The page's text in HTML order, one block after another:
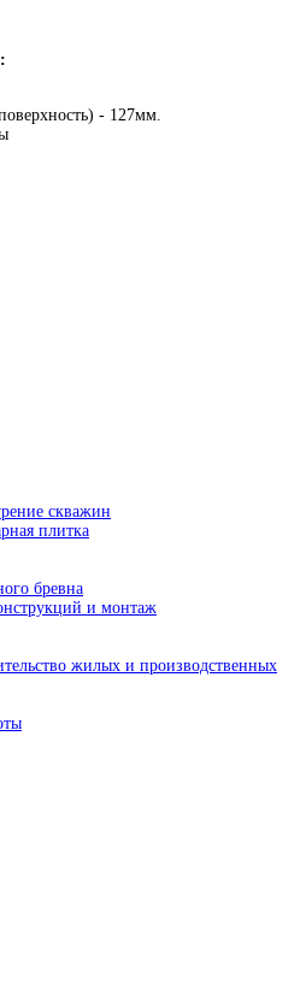
- 127мм.
скважин
плитка
бревна
и монтаж
жилых и производственных